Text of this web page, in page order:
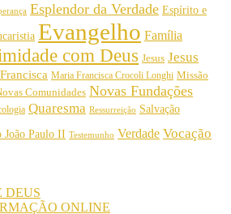
Esplendor da Verdade Espírito e
Evangelho Família
com Deus Jesus Jesus
Maria Francisca Crocoli Longhi Missão
Comunidades Novas Fundações
Quaresma Ressurreição Salvação
João Paulo II Testemunho Verdade Vocação
DEUS
ONLINE